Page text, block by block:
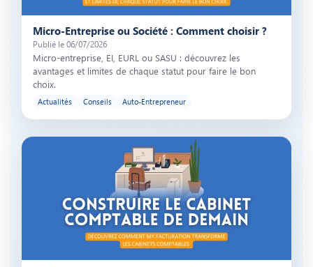
Micro-Entreprise ou Société : Comment choisir ?
Publié le 06/07/2026
Micro-entreprise, EI, EURL ou SASU : découvrez les
avantages et limites de chaque statut pour faire le bon
choix.
Actualités Conseils Auto-Entrepreneur